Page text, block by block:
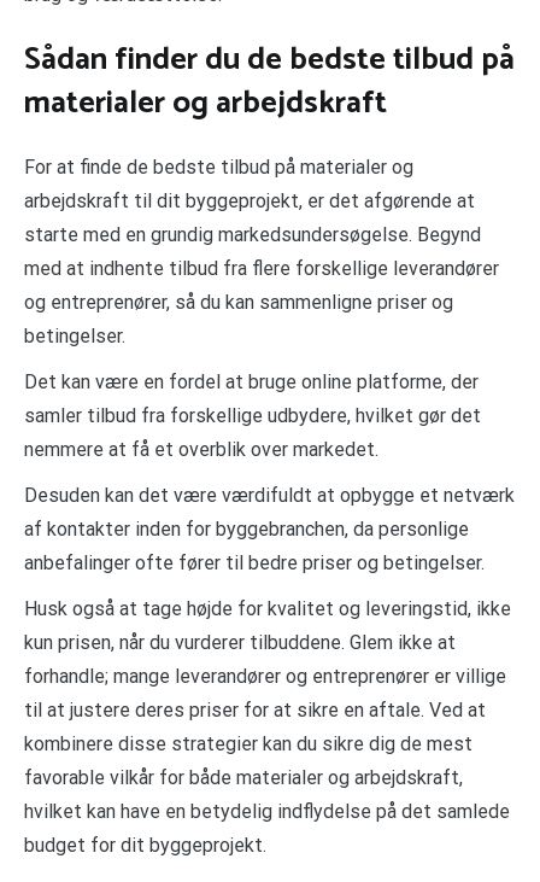
Sådan finder du de bedste tilbud på
materialer og arbejdskraft
For at finde de bedste tilbud på materialer og
arbejdskraft til dit byggeprojekt, er det afgørende at
starte med en grundig markedsundersøgelse. Begynd
med at indhente tilbud fra flere forskellige leverandører
og entreprenører, så du kan sammenligne priser og
betingelser.
Det kan være en fordel at bruge online platforme, der
samler tilbud fra forskellige udbydere, hvilket gør det
nemmere at få et overblik over markedet.
Desuden kan det være værdifuldt at opbygge et netværk
af kontakter inden for byggebranchen, da personlige
anbefalinger ofte fører til bedre priser og betingelser.
Husk også at tage højde for kvalitet og leveringstid, ikke
kun prisen, når du vurderer tilbuddene. Glem ikke at
forhandle; mange leverandører og entreprenører er villige
til at justere deres priser for at sikre en aftale. Ved at
kombinere disse strategier kan du sikre dig de mest
favorable vilkår for både materialer og arbejdskraft,
hvilket kan have en betydelig indflydelse på det samlede
budget for dit byggeprojekt.